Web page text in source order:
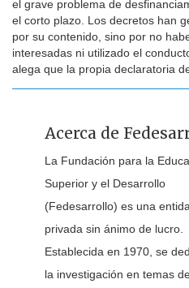
el grave problema de
el corto plazo. Los decretos han
por su contenido, sino por no
interesadas ni utilizado el
alega que la propia declaratoria
Acerca de
La Fundación para la
Superior y el Desarrollo
(Fedesarrollo) es una
privada sin ánimo de lucro.
Establecida en 1970, se
la investigación en temas